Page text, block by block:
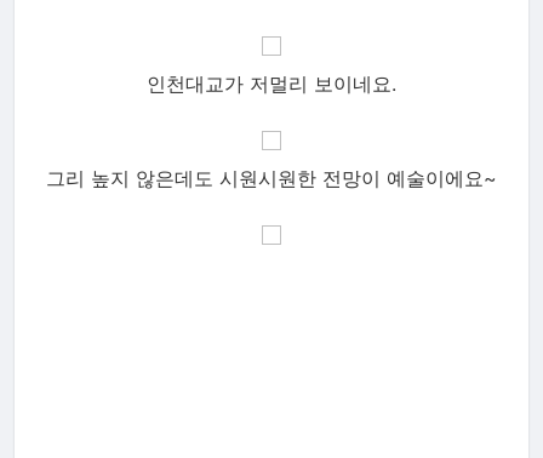
인천대교가 저멀리 보이네요.
그리 높지 않은데도 시원시원한 전망이 예술이에요~